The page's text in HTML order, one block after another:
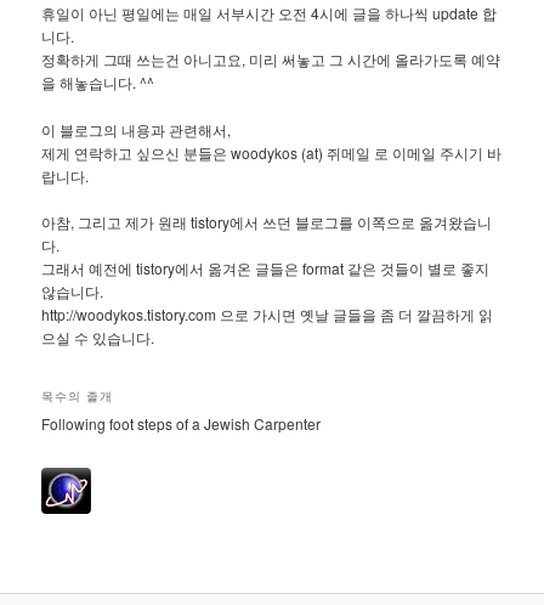
휴일이 아닌 평일에는 매일 서부시간 오전 4시에 글을 하나씩 update 합
니다.
정확하게 그때 쓰는건 아니고요, 미리 써놓고 그 시간에 올라가도록 예약
을 해놓습니다. ^^
이 블로그의 내용과 관련해서,
제게 연락하고 싶으신 분들은 woodykos (at) 쥐메일 로 이메일 주시기 바
랍니다.
아참, 그리고 제가 원래 tistory에서 쓰던 블로그를 이쪽으로 옮겨왔습니
다.
그래서 예전에 tistory에서 옮겨온 글들은 format 같은 것들이 별로 좋지
않습니다.
http://woodykos.tistory.com 으로 가시면 옛날 글들을 좀 더 깔끔하게 읽
으실 수 있습니다.
목수의 졸개
Following foot steps of a Jewish Carpenter